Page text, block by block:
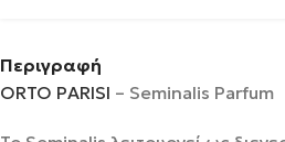
Περιγραφή
ORTO PARISI – Seminalis Parfum